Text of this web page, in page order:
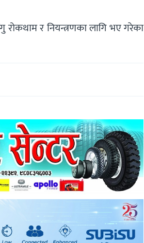
रोकथाम र नियन्त्रणका लागि भए गरेका